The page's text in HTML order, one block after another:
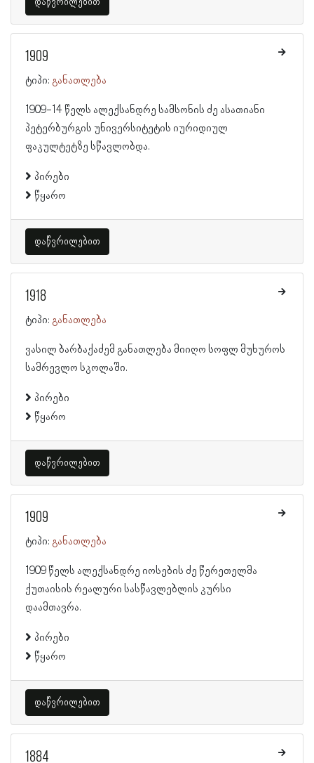
1909
ტიპი: განათლება
1909-14 წელს ალექსანდრე სამსონის ძე ასათიანი
პეტერბურგის უნივერსიტეტის იურიდიულ
ფაკულტეტზე სწავლობდა.
პირები
წყარო
დაწვრილებით
1918
ტიპი: განათლება
ვასილ ბარბაქაძემ განათლება მიიღო სოფლ მუხუროს
სამრევლო სკოლაში.
პირები
წყარო
დაწვრილებით
1909
ტიპი: განათლება
1909 წელს ალექსანდრე იოსების ძე წერეთელმა
ქუთაისის რეალური სასწავლებლის კურსი
დაამთავრა.
პირები
წყარო
დაწვრილებით
1884